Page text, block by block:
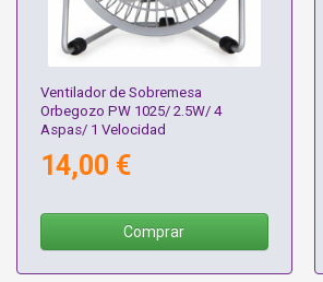
Ventilador de Sobremesa
Orbegozo PW 1025/ 2.5W/ 4
Aspas/ 1 Velocidad
14,00 €
Comprar